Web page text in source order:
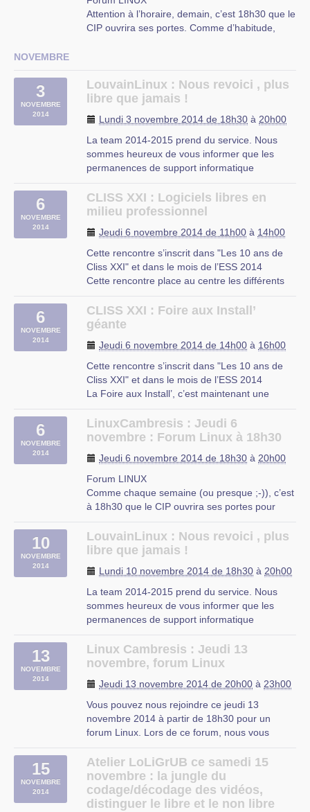
Attention à l’horaire, demain, c’est 18h30 que le
CIP ouvrira ses portes. Comme d’habitude,
NOVEMBRE
3
NOVEMBRE
2014
LouvainLinux : Nous revoici , plus
libre que jamais !
Lundi 3 novembre 2014 de 18h30 à 20h00
La team 2014-2015 prend du service. Nous
sommes heureux de vous informer que les
permanences de support informatique
septembre 2014).
Pour rappel, nos permanences se donnent tous
Si vous avez eu un soucis que vous n’avez (…)
6
NOVEMBRE
2014
CLISS XXI : Logiciels libres en
milieu professionnel
Jeudi 6 novembre 2014 de 11h00 à 14h00
Cette rencontre s’inscrit dans "Les 10 ans de
Cliss XXI" et dans le mois de l’ESS 2014
Cette rencontre place au centre les différents
présentation de l’ensemble des possibilités
qu’offrent les logiciels libres, pour des
6
NOVEMBRE
2014
CLISS XXI : Foire aux Install’
géante
Jeudi 6 novembre 2014 de 14h00 à 16h00
Cette rencontre s’inscrit dans "Les 10 ans de
Cliss XXI" et dans le mois de l’ESS 2014
La Foire aux Install’, c’est maintenant une
Régulièrement, depuis 10 ans, Cliss XXI
organise cette activité.
midi, en moyenne (…)
Lievin
6
NOVEMBRE
2014
LinuxCambresis : Jeudi 6
novembre : Forum Linux à 18h30
Jeudi 6 novembre 2014 de 18h30 à 20h00
Forum LINUX
Comme chaque semaine (ou presque ;-)), c’est
à 18h30 que le CIP ouvrira ses portes pour
novembre.
Vous connaissez maintenant la recette ; vous
réponses (enfin, on essaie du moins).
Petite (…)
CIP Proville
10
NOVEMBRE
2014
LouvainLinux : Nous revoici , plus
libre que jamais !
Lundi 10 novembre 2014 de 18h30 à 20h00
La team 2014-2015 prend du service. Nous
sommes heureux de vous informer que les
permanences de support informatique
septembre 2014).
Pour rappel, nos permanences se donnent tous
Si vous avez eu un soucis que vous n’avez (…)
13
NOVEMBRE
2014
Linux Cambresis : Jeudi 13
novembre, forum Linux
Jeudi 13 novembre 2014 de 20h00 à 23h00
Vous pouvez nous rejoindre ce jeudi 13
novembre 2014 à partir de 18h30 pour un
forum Linux. Lors de ce forum, nous vous
navigateur web qui soulagera vos marques
pages.
Si vous avez une tablette, un smartphone, ou
tout autre objet connecté, apportez le (…)
15
NOVEMBRE
2014
Atelier LoLiGrUB ce samedi 15
novembre : la jungle du
codage/décodage des vidéos,
distinguer le libre et le non libre